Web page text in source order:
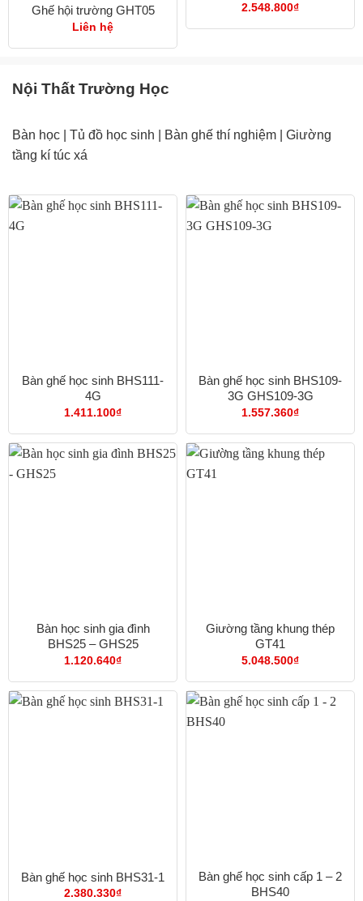
Ghế hội trường GHT05
Liên hệ
2.548.800₫
Nội Thất Trường Học
Bàn học Tủ đồ học sinh Bàn ghế thí nghiệm
Giường
tầng kí túc xá
Bàn ghế học sinh BHS111-
4G
1.411.100₫
Bàn ghế học sinh BHS109-
3G GHS109-3G
1.557.360₫
Bàn học sinh gia đình
BHS25 – GHS25
1.120.640₫
Giường tầng khung thép
GT41
5.048.500₫
Bàn ghế học sinh BHS31-1
2.380.330₫
Bàn ghế học sinh cấp 1 – 2
BHS40